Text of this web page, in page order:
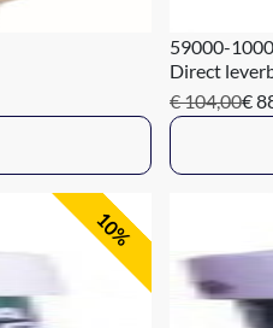
59000-
Direct
€ 104,00€
10%